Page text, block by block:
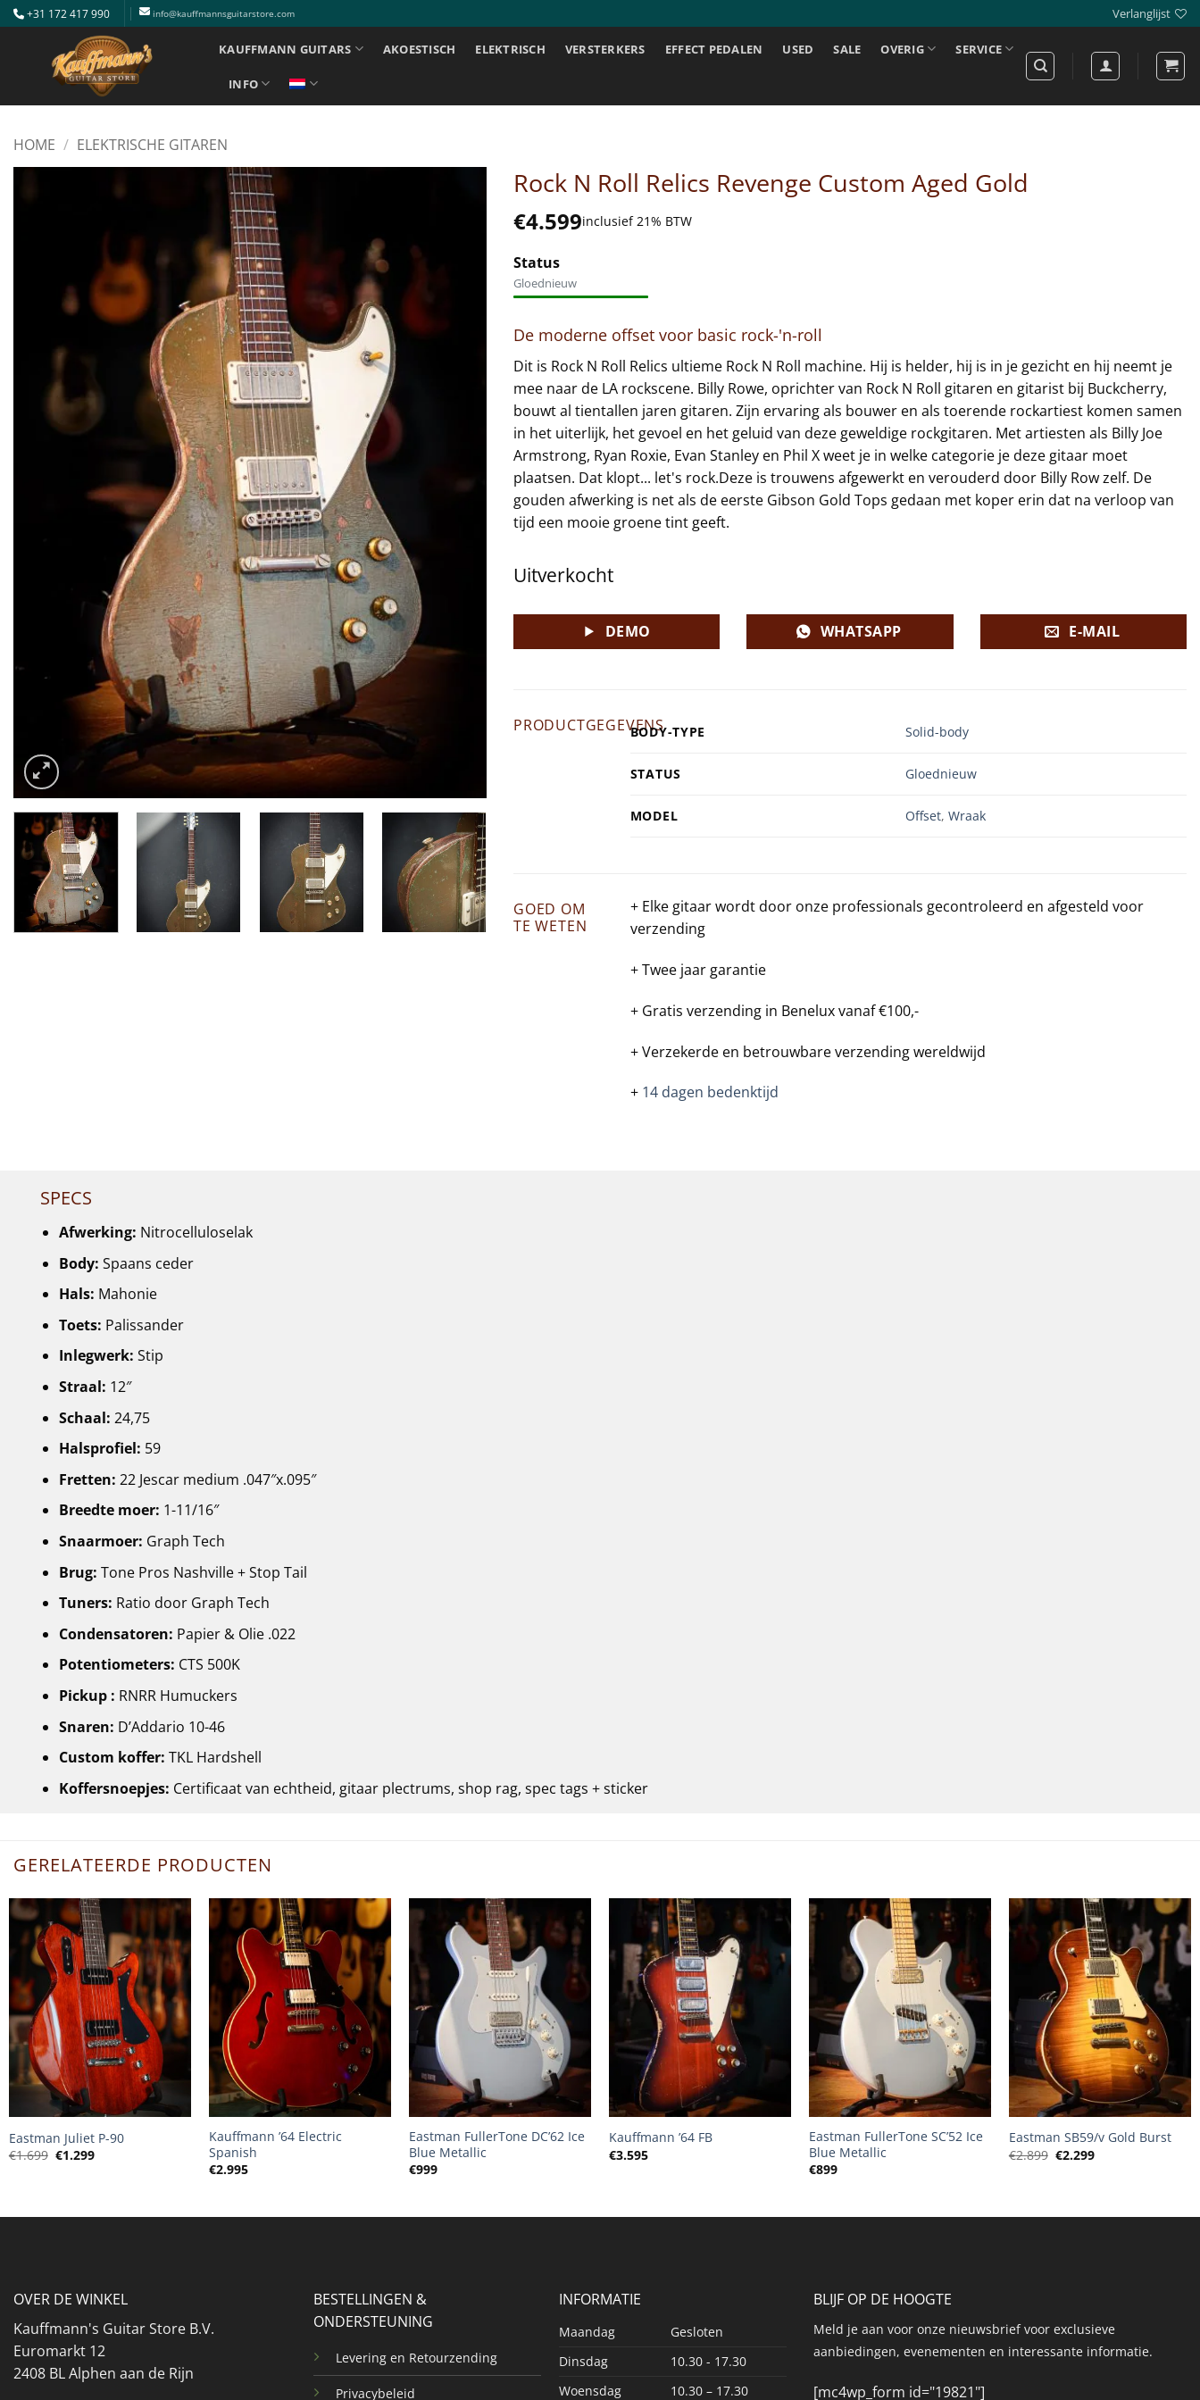
Ga
naar
+31 172 417 990 info@kauffmannsguitarstore.com Verlanglijst
KAUFFMANN GUITARS AKOESTISCH ELEKTRISCH VERSTERKERS EFFECT PEDALEN USED SALE OVERIG SERVICE
INFO
HOME / ELEKTRISCHE GITAREN
Rock N Roll Relics Revenge Custom Aged Gold
€4.599inclusief 21% BTW
Status
Gloednieuw
De moderne offset voor basic rock-'n-roll
Dit is Rock N Roll Relics ultieme Rock N Roll machine. Hij is helder, hij is in je gezicht en hij neemt je
mee naar de LA rockscene. Billy Rowe, oprichter van Rock N Roll gitaren en gitarist bij Buckcherry,
bouwt al tientallen jaren gitaren. Zijn ervaring als bouwer en als toerende rockartiest komen samen
in het uiterlijk, het gevoel en het geluid van deze geweldige rockgitaren. Met artiesten als Billy Joe
Armstrong, Ryan Roxie, Evan Stanley en Phil X weet je in welke categorie je deze gitaar moet
plaatsen. Dat klopt... let's rock.Deze is trouwens afgewerkt en verouderd door Billy Row zelf. De
gouden afwerking is net als de eerste Gibson Gold Tops gedaan met koper erin dat na verloop van
tijd een mooie groene tint geeft.
Uitverkocht
DEMO WHATSAPP E-MAIL
PRODUCTGEGEVENSBODY-TYPE Solid-body
STATUS Gloednieuw
MODEL Offset, Wraak
GOED OM
TE WETEN
+ Elke gitaar wordt door onze professionals gecontroleerd en afgesteld voor
verzending
+ Twee jaar garantie
+ Gratis verzending in Benelux vanaf €100,-
+ Verzekerde en betrouwbare verzending wereldwijd
+ 14 dagen bedenktijd
SPECS
Afwerking: Nitrocelluloselak
Body: Spaans ceder
Hals: Mahonie
Toets: Palissander
Inlegwerk: Stip
Straal: 12″
Schaal: 24,75
Halsprofiel: 59
Fretten: 22 Jescar medium .047″x.095″
Breedte moer: 1-11/16″
Snaarmoer: Graph Tech
Brug: Tone Pros Nashville + Stop Tail
Tuners: Ratio door Graph Tech
Condensatoren: Papier & Olie .022
Potentiometers: CTS 500K
Pickup : RNRR Humuckers
Snaren: D’Addario 10-46
Custom koffer: TKL Hardshell
Koffersnoepjes: Certificaat van echtheid, gitaar plectrums, shop rag, spec tags + sticker
GERELATEERDE PRODUCTEN
Eastman Juliet P-90
€1.699 Oorspronkelijke
€1.299Huidige
+
Kauffmann ’64 Electric
Spanish
€2.995
+
Eastman FullerTone DC’62 Ice
Blue Metallic
€999
Kauffmann ’64 FB
€3.595
+
Eastman FullerTone SC’52 Ice
Blue Metallic
€899
Eastman SB59/v Gold Burst
€2.899 Oorspronkelijke
€2.299Huidige
OVER DE WINKEL
Kauffmann's Guitar Store B.V.
Euromarkt 12
2408 BL Alphen aan de Rijn
BESTELLINGEN &
ONDERSTEUNING
Levering en Retourzending
Privacybeleid
INFORMATIE
Maandag
Gesloten
Dinsdag
10.30 - 17.30
Woensdag
10.30 – 17.30
BLIJF OP DE HOOGTE
Meld je aan voor onze nieuwsbrief voor exclusieve
aanbiedingen, evenementen en interessante informatie.
[mc4wp_form id="19821"]